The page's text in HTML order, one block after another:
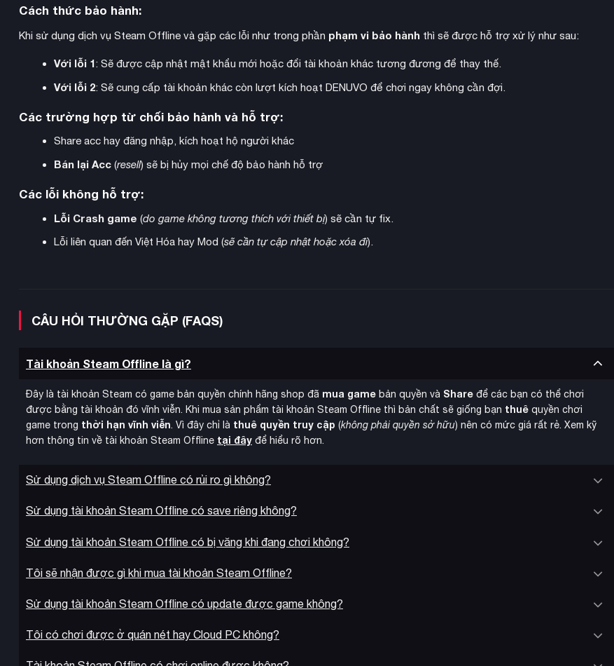
Hệ thống chiến đấu chiến thuật theo lượtkết hợp các yếu tố chiến lược với thành phần chiến đấu tiến hóa. Với hơn 450
của mối liên kết được hình thành với Digimon của bạn.
Điểm đặc biệt của Time Stranger là hệ thống
phép chuyển đổi giới tính nhân vật chính sau khi chọn ban đầu.
Cách thức bảo hành:
Khi sử dụng dịch vụ Steam Offline và gặp các lỗi như trong phần phạm vi bảo hành thì sẽ được hỗ trợ xử lý như sau:
Với lỗi 1: Sẽ được cập nhật mật khẩu mới hoặc đổi tài khoản khác tương đương để thay thế.
Với lỗi 2: Sẽ cung cấp tài khoản khác còn lượt kích hoạt DENUVO để chơi ngay không cần đợi.
Các trường hợp từ chối bảo hành và hỗ trợ:
Share acc hay đăng nhập, kích hoạt hộ người khác
Bán lại Acc(resell) sẽ bị hủy mọi chế độ bảo hành hỗ trợ
Các lỗi không hỗ trợ:
Lỗi Crash game (do game không tương thích với thiết bị) sẽ cần tự fix.
Lỗi liên quan đến Việt Hóa hay Mod (sẽ cần tự cập nhật hoặc xóa đi).
CÂU HỎI THƯỜNG GẶP (FAQS)
Tài khoản Steam Offline là gì?
Đây là tài khoản Steam có game bản quyền chính hãng shop đã mua game bản quyền và Share để các bạn có thể chơi
được bằng tài khoản đó vĩnh viễn. Khi mua sản phẩm tài khoản Steam Offline thì bản chất sẽ giống bạn thuê quyền chơi
game trong thời hạn vĩnh viễn. Vì đây chỉ là thuê quyền truy cập (không phải quyền sở hữu) nên có mức giá rất rẻ. Xem kỹ
hơn thông tin về tài khoản Steam Offline tại đây để hiểu rõ hơn.
Sử dụng dịch vụ Steam Offline có rủi ro gì không?
Sử dụng tài khoản Steam Offline có save riêng không?
Sử dụng tài khoản Steam Offline có bị văng khi đang chơi không?
Tôi sẽ nhận được gì khi mua tài khoản Steam Offline?
Sử dụng tài khoản Steam Offline có update được game không?
Tôi có chơi được ở quán nét hay Cloud PC không?